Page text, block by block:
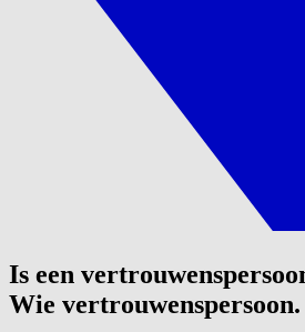
Is een
Wie vertrouwenspersoon.